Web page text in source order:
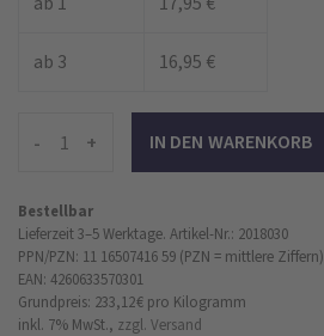
ab 3 16,95 €
- +
Bestellbar
Lieferzeit 3–5 Werktage. Artikel-Nr.: 2018030
PPN/PZN: 11 16507416 59 (PZN = mittlere Ziffern)
EAN: 4260633570301
Grundpreis: 233,12 € pro Kilogramm
inkl. 7% MwSt., zzgl. Versand